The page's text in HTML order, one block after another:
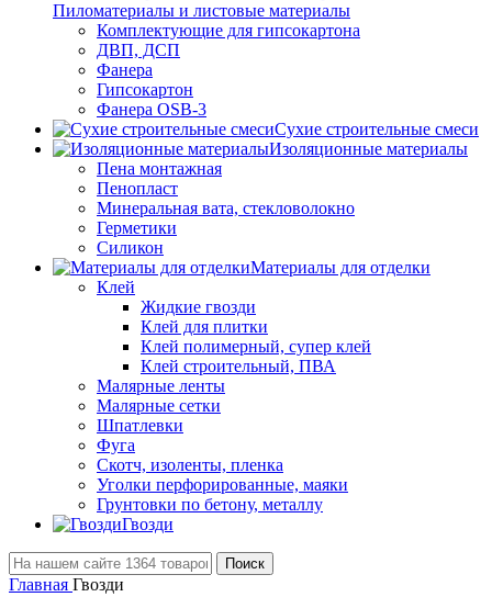
Пиломатериалы и листовые материалы
Комплектующие для гипсокартона
ДВП, ДСП
Фанера
Гипсокартон
Фанера OSB-3
Сухие строительные смеси
Изоляционные материалы
Пена монтажная
Пенопласт
Минеральная вата, стекловолокно
Герметики
Силикон
Материалы для отделки
Клей
Жидкие гвозди
Клей для плитки
Клей полимерный, супер клей
Клей строительный, ПВА
Малярные ленты
Малярные сетки
Шпатлевки
Фуга
Скотч, изоленты, пленка
Уголки перфорированные, маяки
Грунтовки по бетону, металлу
Гвозди
Поиск
Главная Гвозди